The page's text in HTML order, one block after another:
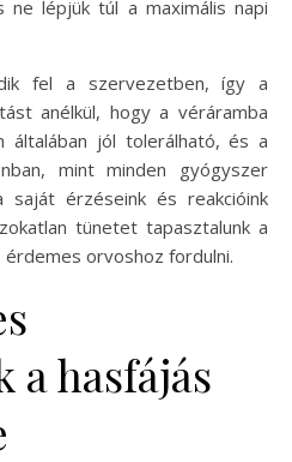
ne lépjük túl a maximális napi
fel a szervezetben, így a
anélkül, hogy a véráramba
általában jól tolerálható, és a
mint minden gyógyszer
érzéseink és reakcióink
tünetet tapasztalunk a
orvoshoz fordulni.
a hasfájás